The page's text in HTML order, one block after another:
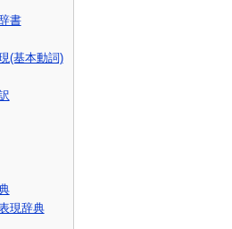
書
(基本動詞)
現辞典